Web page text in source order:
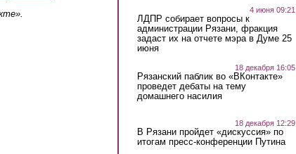
4 июня 09:21
ЛДПР собирает вопросы к
администрации Рязани, фракция
задаст их на отчете мэра в Думе 25
июня
18 декабря 16:05
Рязанский паблик во «ВКонтакте»
проведет дебаты на тему
домашнего насилия
18 декабря 12:29
В Рязани пройдет «дискуссия» по
итогам пресс-конференции Путина